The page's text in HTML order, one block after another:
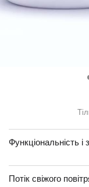
Функціональність і
Потік свіжого